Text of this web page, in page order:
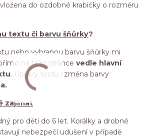
do ozdobné krabičky o rozměru
textu či barvu šňůrky?
nebo vybranou barvu šňůrky mi
na této stránce vedle hlavní
. Úpravy textu i změna barvy
zajímat
pro děti do 6 let. Korálky a drobné
nebezpečí udušení v případě